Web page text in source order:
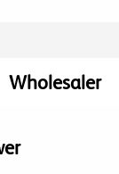
Wholesaler